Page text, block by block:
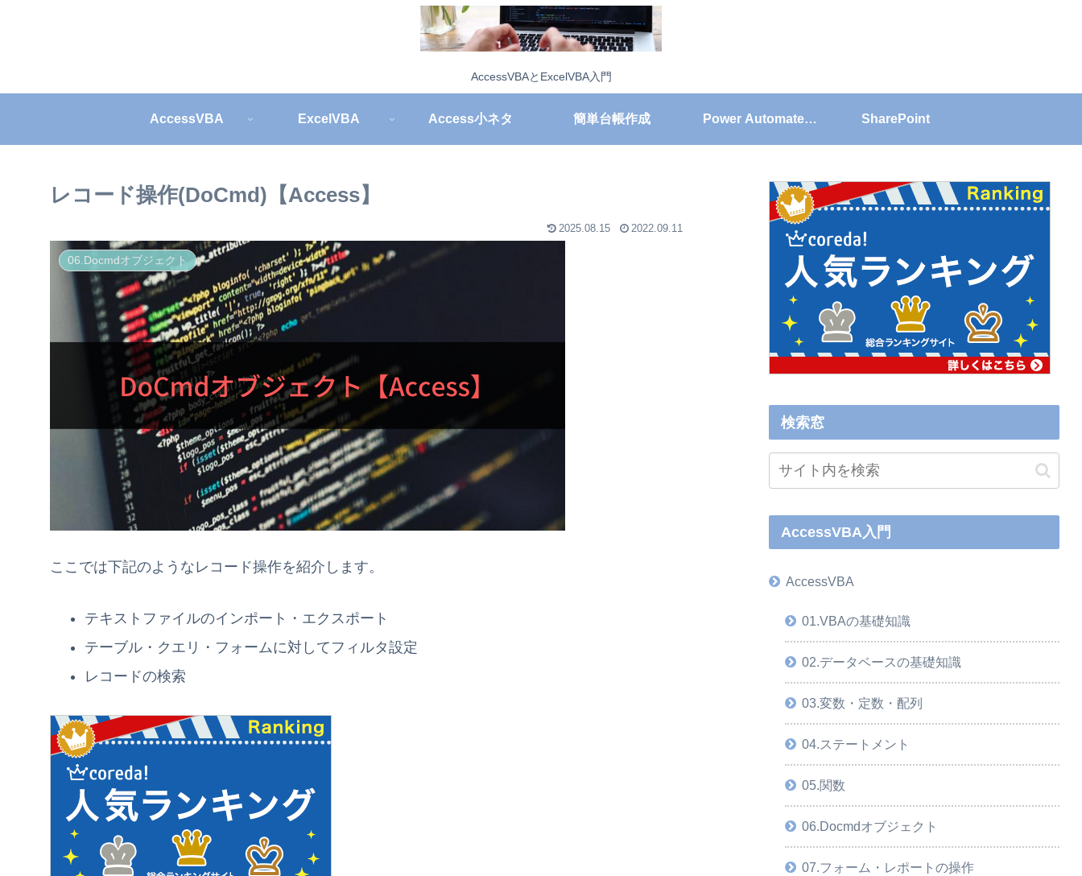
AccessVBAとExcelVBA入門
AccessVBA ExcelVBA Access小ネタ 簡単台帳作成 Power Automate SharePoint
レコード操作(DoCmd)【Access】
2025.08.15 2022.09.11
06.Docmdオブジェクト
ここでは下記のようなレコード操作を紹介します。
テキストファイルのインポート・エクスポート
テーブル・クエリ・フォームに対してフィルタ設定
レコードの検索
検索窓
AccessVBA入門
AccessVBA
01.VBAの基礎知識
02.データベースの基礎知識
03.変数・定数・配列
04.ステートメント
05.関数
06.Docmdオブジェクト
07.フォーム・レポートの操作